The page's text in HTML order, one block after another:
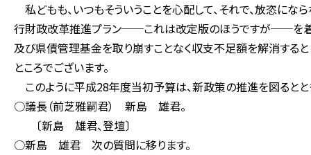
私どもも、いつもそういうことを心配して、それで、放恣にな
行財政改革推進プラン──これは改定版のほうですが──を着
及び県債管理基金を取り崩すことなく収支不足額を解消する
ところでございます。
このように平成28年度当初予算は、新政策の推進を図ると
○議長（前芝雅嗣君） 新島 雄君。
〔新島 雄君、登壇〕
○新島 雄君 次の質問に移ります。